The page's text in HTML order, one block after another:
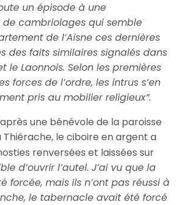
un épisode à une
cambriolages qui semble
de l’Aisne ces dernières
des faits similaires signalés dans
le Laonnois. Selon les premières
forces de l’ordre, les intrus s’en
pris au mobilier religieux”.
une bénévole de la paroisse
Thiérache, le ciboire en argent a
renversées et laissées sur
d’ouvrir l’autel. J’ai vu que la
forcée, mais ils n’ont pas réussi à
le tabernacle avait été forcé